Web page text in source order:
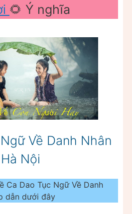
🌻 Ý nghĩa
Về Danh Nhân
Hà Nội
Ca Dao Tục Ngữ Về Danh
dẫn dưới đây